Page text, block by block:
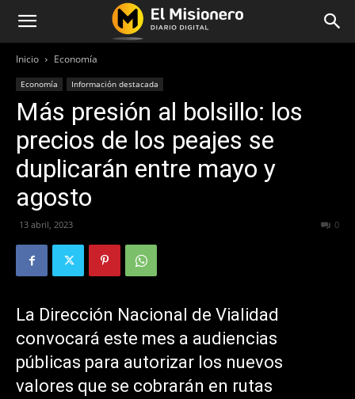
Inicio Economía
Economía Información destacada
Más presión al bolsillo: los
precios de los peajes se
duplicarán entre mayo y
agosto
13 abril, 2023 0
La Dirección Nacional de Vialidad
convocará este mes a audiencias
públicas para autorizar los nuevos
valores que se cobrarán en rutas